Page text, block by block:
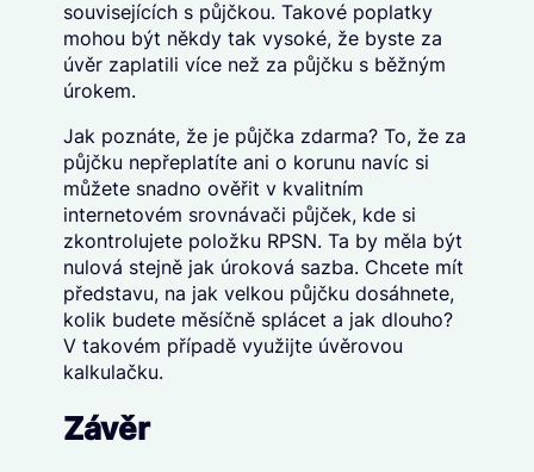
souvisejících s půjčkou. Takové poplatky
mohou být někdy tak vysoké, že byste za
úvěr zaplatili více než za půjčku s běžným
úrokem.
Jak poznáte, že je půjčka zdarma? To, že za
půjčku nepřeplatíte ani o korunu navíc si
můžete snadno ověřit v kvalitním
internetovém srovnávači půjček, kde si
zkontrolujete položku RPSN. Ta by měla být
nulová stejně jak úroková sazba. Chcete mít
představu, na jak velkou půjčku dosáhnete,
kolik budete měsíčně splácet a jak dlouho?
V takovém případě využijte úvěrovou
kalkulačku.
Závěr